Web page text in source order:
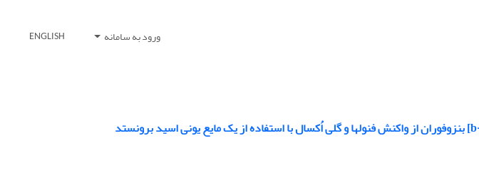
ورود به سامانه ENGLISH